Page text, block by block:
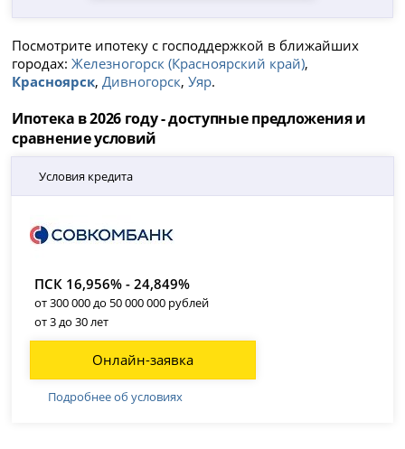
Посмотрите ипотеку с господдержкой в ближайших
городах:Железногорск (Красноярский край),
Красноярск,Дивногорск,Уяр.
Ипотека в 2026 году - доступные предложения и
сравнение условий
Условия кредита
ПСК 16,956% - 24,849%
от 300 000 до 50 000 000 рублей
от 3 до 30 лет
Онлайн-заявка
Подробнее об условиях